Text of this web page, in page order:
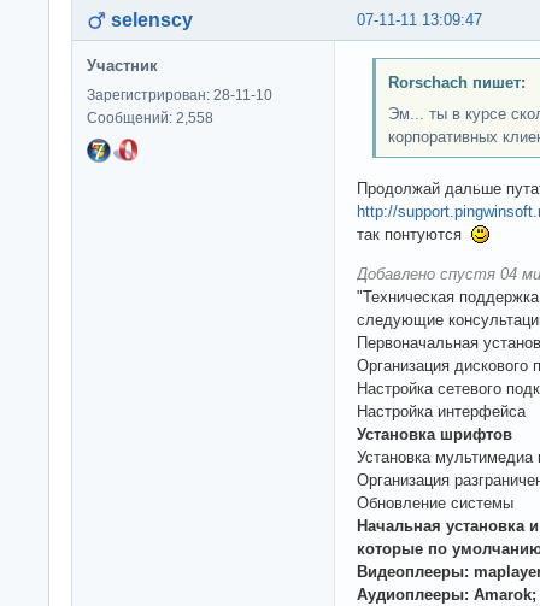
07-11-11 13:09:47
selenscy
Участник
Зарегистрирован: 28-11-10
Сообщений: 2,558
Rorschach пишет:
Эм... ты в курсе
корпоративных
Продолжай дальше
http://
так понтуются
Добавлено спустя 04
"Техническая
следующие
Первоначальная
Организация дискового
Настройка сетевого
Настройка интерфейса
Установка шрифтов
Установка мультимедиа
Организация
Обновление системы
Начальная установка
которые по
Видеоплееры:
Аудиоплееры: Amarok;